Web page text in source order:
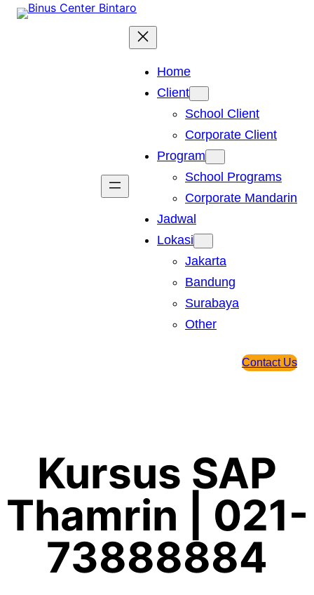
Skip
Home
Client
School Client
Corporate Client
Program
School Programs
Corporate Mandarin
Jadwal
Lokasi
Jakarta
Bandung
Surabaya
Other
Contact Us
Kursus SAP
Thamrin | 021-
73888884